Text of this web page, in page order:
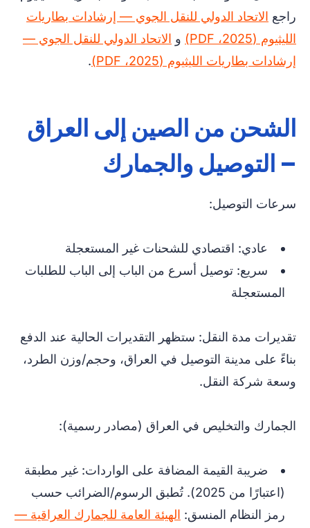
راجع الاتحاد الدولي للنقل الجوي — إرشادات بطاريات
الليثيوم (2025، PDF)
و الاتحاد الدولي للنقل الجوي —
إرشادات بطاريات الليثيوم (2025، PDF)
.
الشحن من الصين إلى العراق
– التوصيل والجمارك
سرعات التوصيل:
عادي: اقتصادي للشحنات غير المستعجلة
سريع: توصيل أسرع من الباب إلى الباب للطلبات
المستعجلة
تقديرات مدة النقل: ستظهر التقديرات الحالية عند الدفع
بناءً على مدينة التوصيل في العراق، وحجم/وزن الطرد،
وسعة شركة النقل.
الجمارك والتخليص في العراق (مصادر رسمية):
ضريبة القيمة المضافة على الواردات: غير مطبقة
(اعتبارًا من 2025). تُطبق الرسوم/الضرائب حسب
رمز النظام المنسق: الهيئة العامة للجمارك العراقية —